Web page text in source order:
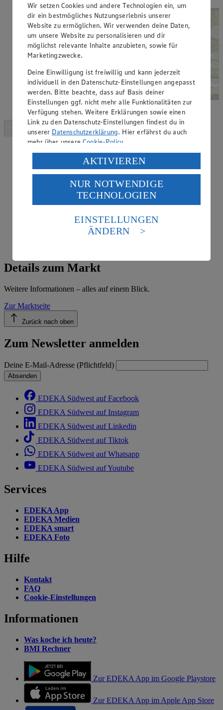
aus Spanien oder Italien, Klasse I, 500 g, (1 kg =
2,98)
Details zum Markt
Weitere Informationen – alles auf einem Blick.
Zur Marktseite
Zurück nach oben
Zum Newsletter anmelden
Deine E-Mail-Adresse (Pflichtfeld)
Absenden
EDEKA Südwest auf Facebook
EDEKA Südwest auf Instagram
EDEKA Südwest auf Linkedin
EDEKA Südwest auf Tiktok
EDEKA Südwest auf Whatsapp
EDEKA Südwest auf Youtube
Services
EDEKA App
EDEKA Medien
EDEKA smart
EDEKA Foto
Hilfe
Kontakt
FAQ
Cookie-Einstellungen
Informationen
Was koche ich heute?
BMI Rechner
Zur EDEKA App im Google Playstore
Zur EDEKA App im Apple App Store
Wir setzen Cookies und andere Technologien ein, um
dir ein bestmögliches Nutzungserlebnis unserer
Website zu ermöglichen. Wir verwenden deine Daten,
um unsere Website zu personalisieren und dir
möglichst relevante Inhalte anzubieten, sowie für
Marketingzwecke.
Deine Einwilligung ist freiwillig und kann jederzeit
individuell in den Datenschutz-Einstellungen angepasst
werden. Bitte beachte, dass auf Basis deiner
Einstellungen ggf. nicht mehr alle Funktionalitäten zur
Verfügung stehen. Weitere Erklärungen sowie einen
Link zu den Datenschutz-Einstellungen findest du in
unserer Datenschutzerklärung. Hier erfährst du auch
mehr über unsereCookie-Policy.
Verarbeitung deiner personenbezogenen Daten in den
USA durch Facebook und YouTube:
Wenn du auf „Aktivieren“ klickst, willigst du im Sinne
des Art. 49 Abs. 1 Satz 1 lit. a) DSGVO ein, dass deine
Daten in den USA verarbeitet werden. Der EuGH sieht
die USA als Land mit einem nach europäischen
Standards nicht angemessenen Datenschutzniveau an.
Es besteht das Risiko eines Zugriffs durch US-
Informationen zum Herausgeber der Seite findest du
imImpressum
AKTIVIEREN
NUR NOTWENDIGE
TECHNOLOGIEN
EINSTELLUNGEN
ÄNDERN